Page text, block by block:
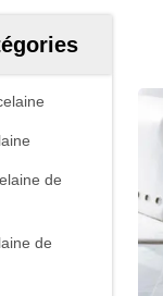
de
de